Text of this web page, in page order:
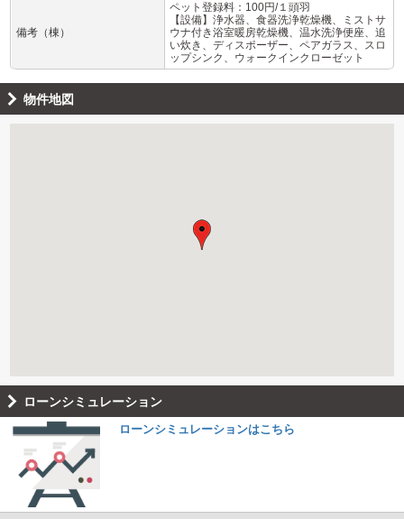
備考（棟）
ペット登録料：100円/１頭羽
【設備】浄水器、食器洗浄乾燥機、ミストサ
ウナ付き浴室暖房乾燥機、温水洗浄便座、追
い炊き、ディスポーザー、ペアガラス、スロ
ップシンク、ウォークインクローゼット
物件地図
ローンシミュレーション
ローンシミュレーションはこちら